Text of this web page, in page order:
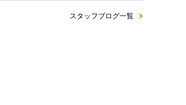
スタッフブログ一覧